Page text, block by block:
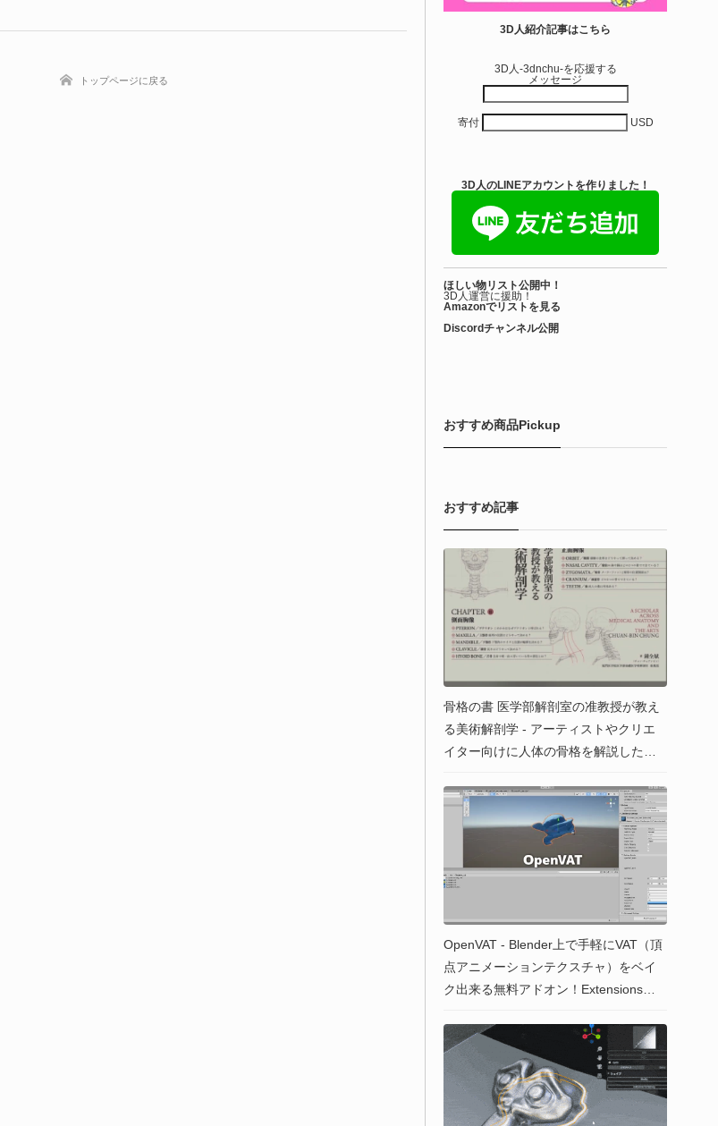
トップページに戻る
3D人紹介記事はこちら
3D人-3dnchu-を応援する
メッセージ
寄付 USD
3D人のLINEアカウントを作りました！
ほしい物リスト公開中！
3D人運営に援助！
Amazonでリストを見る
Discordチャンネル公開
おすすめ商品Pickup
おすすめ記事
骨格の書 医学部解剖室の准教授が教え
る美術解剖学 - アーティストやクリエ
イター向けに人体の骨格を解説した書
OpenVAT - Blender上で手軽にVAT（頂
点アニメーションテクスチャ）をベイ
ク出来る無料アドオン！Extensionsで